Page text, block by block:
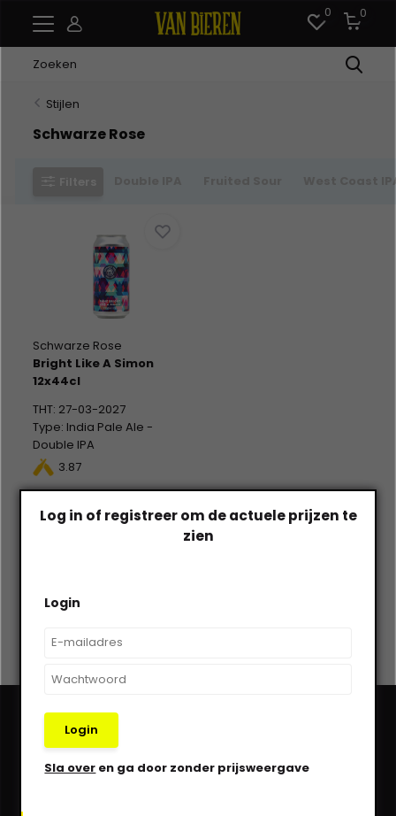
0 0
Log in of registreer om de actuele prijzen te
zien
Login
Login
Sla over en ga door zonder prijsweergave
Stijlen
Schwarze Rose
West Coast
Schwarze Rose
Bright Like A Simon
12x44cl
THT: 27-03-2027
Type: India Pale Ale -
Double IPA
Blik 12 x 44cl
Alc %: 7,60
3.87
Op voorraad
Heb je een vraag?